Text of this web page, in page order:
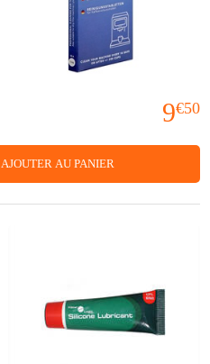
9€50
AJOUTER AU PANIER